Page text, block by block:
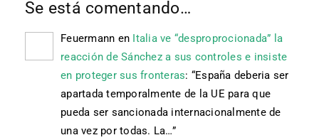
Se está comentando…
Feuermann en Italia ve “desproprocionada” la
reacción de Sánchez a sus controles e insiste
en proteger sus fronteras: “España deberia ser
apartada temporalmente de la UE para que
pueda ser sancionada internacionalmente de
una vez por todas. La…”